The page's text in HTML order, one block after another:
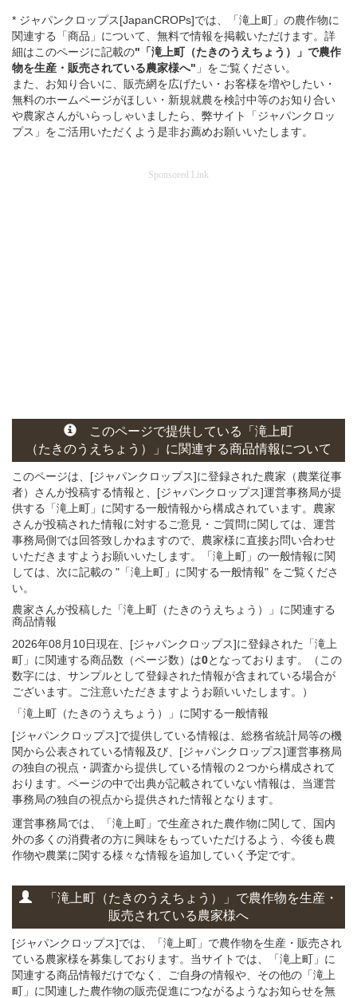
* ジャパンクロップス[JapanCROPs]では、「滝上町」の農作物に
関連する「商品」について、無料で情報を掲載いただけます。詳
細はこのページに記載の"「滝上町（たきのうえちょう）」 で農作
物を生産・販売されている農家様へ" 」をご覧ください。
また、お知り合いに、販売網を広げたい・お客様を増やしたい・
無料のホームページがほしい・新規就農を検討中等のお知り合い
や農家さんがいらっしゃいましたら、弊サイト「ジャパンクロッ
プス」をご活用いただくよう是非お薦めお願いいたします。
Sponsored Link
このページで提供している
「滝上町
（たきのうえちょう）」 に関連する商品情報について
このページは、[ジャパンクロップス]に登録された農家（農業従事
者）さんが投稿する情報と、[ジャパンクロップス]運営事務局が提
供する「滝上町」に関する一般情報から構成されています。農家
さんが投稿された情報に対するご意見・ご質問に関しては、運営
事務局側では回答致しかねますので、農家様に直接お問い合わせ
いただきますようお願いいたします。「滝上町」の一般情報に関
しては、次に記載の "「滝上町」に関する一般情報" をご覧くださ
い。
農家さんが投稿した「滝上町（たきのうえちょう）」 に関連する
商品情報
2026年08月10日現在、[ジャパンクロップス]に登録された「滝上
町」に関連する商品数（ページ数）は0となっております。（この
数字には、サンプルとして登録された情報が含まれている場合が
ございます。ご注意いただきますようお願いいたします。）
「滝上町（たきのうえちょう）」 に関する一般情報
[ジャパンクロップス]で提供している情報は、総務省統計局等の機
関から公表されている情報及び、[ジャパンクロップス]運営事務局
の独自の視点・調査から提供している情報の２つから構成されて
おります。ページの中で出典が記載されていない情報は、当運営
事務局の独自の視点から提供された情報となります。
運営事務局では、「滝上町」で生産された農作物に関して、国内
外の多くの消費者の方に興味をもっていただけるよう、今後も農
作物や農業に関する様々な情報を追加していく予定です。
「滝上町（たきのうえちょう）」 で農作物を生産・
販売されている農家様へ
[ジャパンクロップス]では、「滝上町」で農作物を生産・販売され
ている農家様を募集しております。当サイトでは、「滝上町」に
関連する商品情報だけでなく、ご自身の情報や、その他の「滝上
町」に関連した農作物の販売促進につながるようなお知らせを無